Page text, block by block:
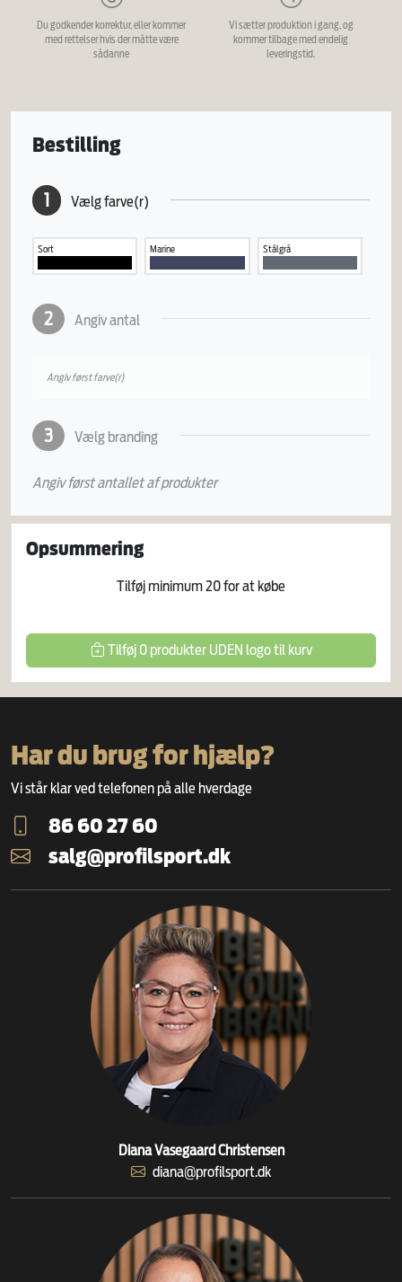
Du godkender korrektur, eller kommer
med rettelser hvis der måtte være
sådanne
Vi sætter produktion i gang, og
kommer tilbage med endelig
leveringstid.
Bestilling
1 Vælg farve(r)
Sort Marine Stålgrå
2 Angiv antal
Angiv først farve(r)
3 Vælg branding
Angiv først antallet af produkter
Opsummering
Tilføj minimum20for at købe
Tilføj 0produkter UDEN logotil kurv
Har du brug for hjælp?
Vi står klar ved telefonen på alle hverdage
86 60 27 60
salg@profilsport.dk
Diana Vasegaard Christensen
diana@profilsport.dk